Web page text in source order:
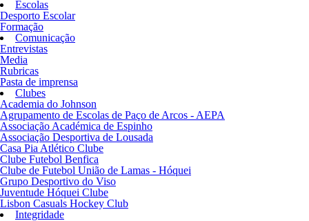
Escolas
Desporto Escolar
Formação
Comunicação
Entrevistas
Media
Rubricas
Pasta de imprensa
Clubes
Academia do Johnson
Agrupamento de Escolas de Paço de Arcos - AEPA
Associação Académica de Espinho
Associação Desportiva de Lousada
Casa Pia Atlético Clube
Clube Futebol Benfica
Clube de Futebol União de Lamas - Hóquei
Grupo Desportivo do Viso
Juventude Hóquei Clube
Lisbon Casuals Hockey Club
Integridade